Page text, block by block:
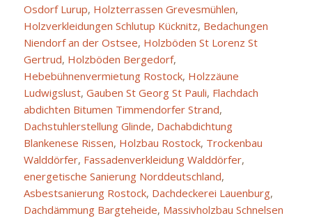
Osdorf Lurup, Holzterrassen Grevesmühlen,
Holzverkleidungen Schlutup Kücknitz, Bedachungen
Niendorf an der Ostsee, Holzböden St Lorenz St
Gertrud, Holzböden Bergedorf,
Hebebühnenvermietung Rostock, Holzzäune
Ludwigslust, Gauben St Georg St Pauli, Flachdach
abdichten Bitumen Timmendorfer Strand,
Dachstuhlerstellung Glinde, Dachabdichtung
Blankenese Rissen, Holzbau Rostock, Trockenbau
Walddörfer, Fassadenverkleidung Walddörfer,
energetische Sanierung Norddeutschland,
Asbestsanierung Rostock, Dachdeckerei Lauenburg,
Dachdämmung Bargteheide, Massivholzbau Schnelsen